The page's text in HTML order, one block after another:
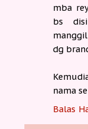
mba
bs
dg
nama
Balas